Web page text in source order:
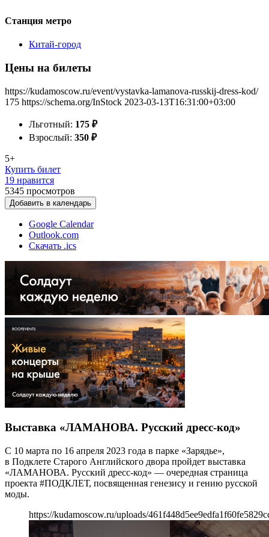
Станция метро
Китай-город
Цены на билеты
https://kudamoscow.ru/event/vystavka-lamanova-russkij-dress-kod/
175 https://schema.org/InStock 2023-03-13T16:31:00+03:00
Льготный: 175 ₽
Взрослый: 350 ₽
5+
Купить билет
19 нравится
5345 просмотров
Добавить в календарь
Google Calendar
Outlook.com
Скачать .ics
Выставка «ЛАМАНОВА. Русский дресс-код»
С 10 марта по 16 апреля 2023 года в парке «Зарядье»,
в Подклете Старого Английского двора пройдет выставка
«ЛАМАНОВА. Русский дресс-код» — очередная страница
проекта #ПОДКЛЕТ, посвященная генезису и гению русской
моды.
https://kudamoscow.ru/uploads/